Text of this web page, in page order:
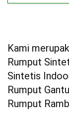
Kami
Rumput
Sintetis
Rumput
Rumput